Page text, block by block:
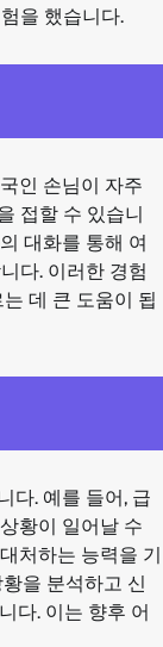
을 했습니다.
인 손님이 자주
접할 수 있습니
대화를 통해 여
다. 이러한 경험
데 큰 도움이 됩
다. 예를 들어, 급
황이 일어날 수
처하는 능력을 기
을 분석하고 신
다. 이는 향후 어